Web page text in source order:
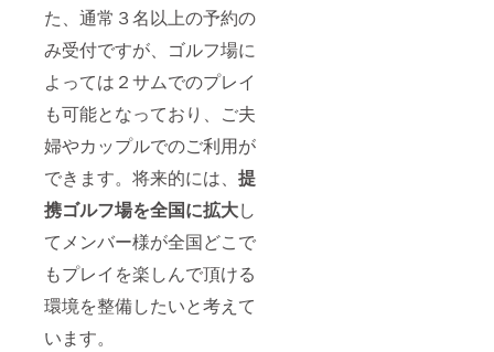
た、通常３名以上の予約の
み受付ですが、ゴルフ場に
よっては２サムでのプレイ
も可能となっており、ご夫
婦やカップルでのご利用が
できます。将来的には、 提
携ゴルフ場を全国に拡大し
てメンバー様が全国どこで
もプレイを楽しんで頂ける
環境を整備したいと考えて
います。